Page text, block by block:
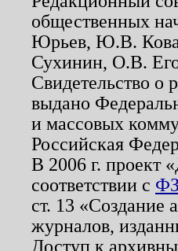
общественных
Юрьев, Ю.В.
Сухинин, О.В.
Свидетельство
выдано
и массовых
Российская
В 2006 г. проект
соответствии с
ст. 13 «Создание
журналов,
Доступ к